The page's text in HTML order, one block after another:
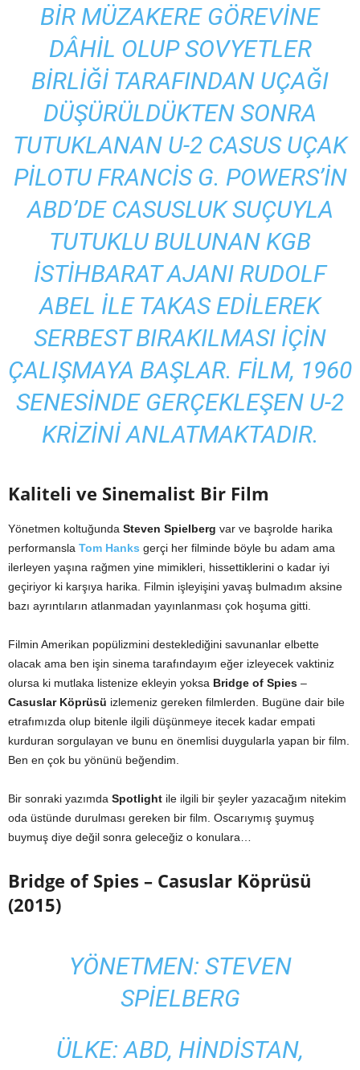
BIR MÜZAKERE GÖREVINE
DÂHIL OLUP SOVYETLER
BIRLIĞI TARAFINDAN UÇAĞI
DÜŞÜRÜLDÜKTEN SONRA
TUTUKLANAN U-2 CASUS UÇAK
PILOTU FRANCIS G. POWERS’IN
ABD’DE CASUSLUK SUÇUYLA
TUTUKLU BULUNAN KGB
ISTIHBARAT AJANI RUDOLF
ABEL ILE TAKAS EDILEREK
SERBEST BIRAKILMASI IÇIN
ÇALIŞMAYA BAŞLAR. FILM, 1960
SENESINDE GERÇEKLEŞEN U-2
KRIZINI ANLATMAKTADIR.
Kaliteli ve Sinemalist Bir Film
Yönetmen koltuğunda Steven Spielberg var ve başrolde harika
performansla Tom Hanks gerçi her filminde böyle bu adam ama
ilerleyen yaşına rağmen yine mimikleri, hissettiklerini o kadar iyi
geçiriyor ki karşıya harika. Filmin işleyişini yavaş bulmadım aksine
bazı ayrıntıların atlanmadan yayınlanması çok hoşuma gitti.
Filmin Amerikan popülizmini desteklediğini savunanlar elbette
olacak ama ben işin sinema tarafındayım eğer izleyecek vaktiniz
olursa ki mutlaka listenize ekleyin yoksa Bridge of Spies –
Casuslar Köprüsü izlemeniz gereken filmlerden. Bugüne dair bile
etrafımızda olup bitenle ilgili düşünmeye itecek kadar empati
kurduran sorgulayan ve bunu en önemlisi duygularla yapan bir film.
Ben en çok bu yönünü beğendim.
Bir sonraki yazımda Spotlight ile ilgili bir şeyler yazacağım nitekim
oda üstünde durulması gereken bir film. Oscarıymış şuymuş
buymuş diye değil sonra geleceğiz o konulara…
Bridge of Spies – Casuslar Köprüsü
(2015)
YÖNETMEN: STEVEN
SPIELBERG
ÜLKE: ABD, HINDISTAN,